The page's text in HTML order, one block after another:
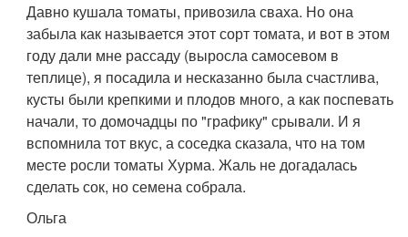
Давно кушала томаты, привозила сваха. Но она
забыла как называется этот сорт томата, и вот в этом
году дали мне рассаду (выросла самосевом в
теплице), я посадила и несказанно была счастлива,
кусты были крепкими и плодов много, а как поспевать
начали, то домочадцы по "графику" срывали. И я
вспомнила тот вкус, а соседка сказала, что на том
месте росли томаты Хурма. Жаль не догадалась
сделать сок, но семена собрала.
Ольга